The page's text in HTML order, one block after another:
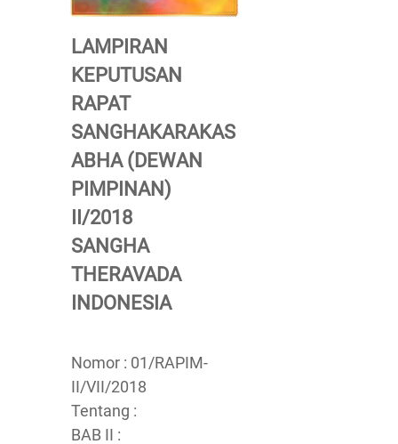
LAMPIRAN
KEPUTUSAN
RAPAT
SANGHAKARAKAS
ABHA (DEWAN
PIMPINAN)
II/2018
SANGHA
THERAVADA
INDONESIA
Nomor : 01/RAPIM-
II/VII/2018
Tentang :
BAB II :